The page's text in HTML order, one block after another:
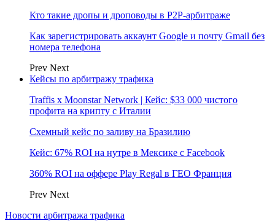
Кто такие дропы и дроповоды в P2P-арбитраже
Как зарегистрировать аккаунт Google и почту Gmail без
номера телефона
Prev Next
Кейсы по арбитражу трафика
Traffis x Moonstar Network | Кейс: $33 000 чистого
профита на крипту с Италии
Схемный кейс по заливу на Бразилию
Кейс: 67% ROI на нутре в Мексике с Facebook
360% ROI на оффере Play Regal в ГЕО Франция
Prev Next
Новости арбитража трафика